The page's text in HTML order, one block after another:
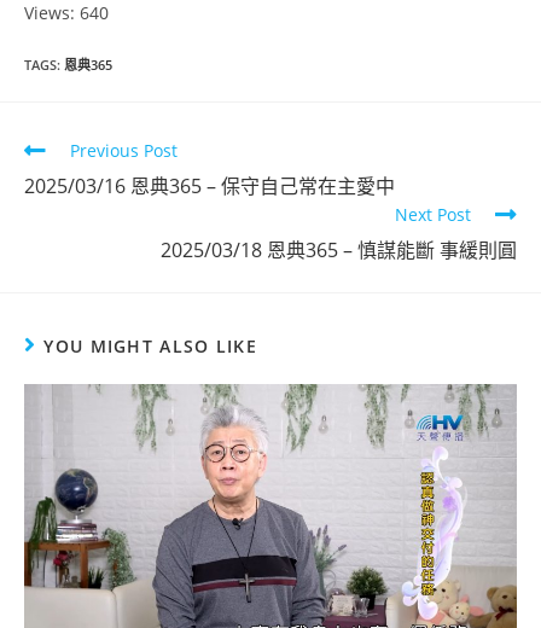
Views: 640
TAGS: 恩典365
Previous Post
2025/03/16 恩典365 – 保守自己常在主愛中
Next Post
2025/03/18 恩典365 – 慎謀能斷 事緩則圓
YOU MIGHT ALSO LIKE